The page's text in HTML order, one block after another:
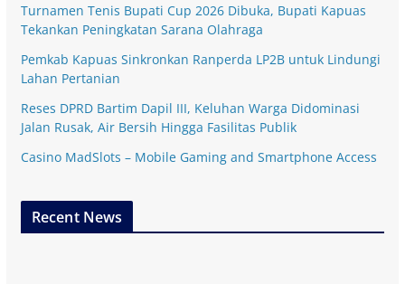
Turnamen Tenis Bupati Cup 2026 Dibuka, Bupati Kapuas
Tekankan Peningkatan Sarana Olahraga
Pemkab Kapuas Sinkronkan Ranperda LP2B untuk Lindungi
Lahan Pertanian
Reses DPRD Bartim Dapil III, Keluhan Warga Didominasi
Jalan Rusak, Air Bersih Hingga Fasilitas Publik
Casino MadSlots – Mobile Gaming and Smartphone Access
Recent News